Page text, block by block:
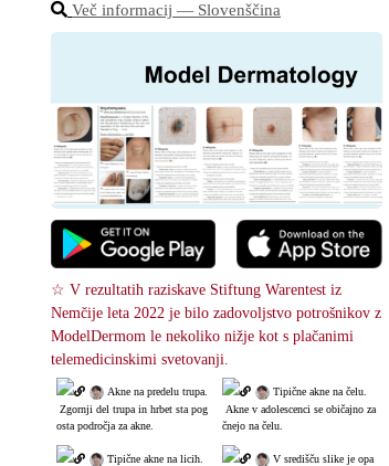
Več informacij ― Slovenščina
☆ V rezultatih raziskave Stiftung Warentest iz
Nemčije leta 2022 je bilo zadovoljstvo potrošnikov z
ModelDermom le nekoliko nižje kot s plačanimi
telemedicinskimi svetovanji.
Akne na predelu trupa.
Zgornji del trupa in hrbet sta pog
osta področja za akne.
Tipične akne na licih.
Tipične akne na čelu.
Akne v adolescenci se običajno za
čnejo na čelu.
V središču slike je opa